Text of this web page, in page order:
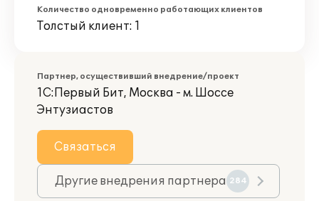
Количество одновременно работающих клиентов
Толстый клиент: 1
Партнер, осуществивший внедрение/проект
1С:Первый Бит, Москва - м. Шоссе
Энтузиастов
Связаться
Другие внедрения партнера 284